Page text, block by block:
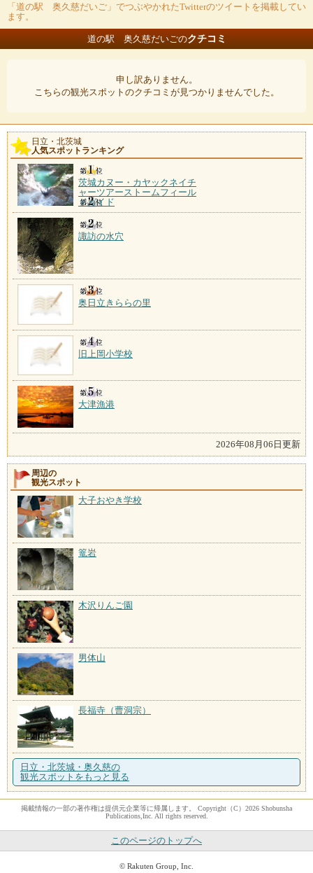
「道の駅 奥久慈だいご」でつぶやかれたTwitterのツイートを掲載してい
ます。
道の駅 奥久慈だいごのクチコミ
申し訳ありません。
こちらの観光スポットのクチコミが見つかりませんでした。
日立・北茨城
人気スポットランキング
茨城カヌー・カヤックネイチ
ャーツアーストームフィール
ドガイド
諏訪の水穴
奥日立きららの里
旧上岡小学校
大津漁港
2026年08月06日更新
周辺の
観光スポット
大子おやき学校
篭岩
木沢りんご園
男体山
長福寺（曹洞宗）
日立・北茨城・奥久慈の
観光スポットをもっと見る
掲載情報の一部の著作権は提供元企業等に帰属します。 Copyright（C）2026 Shobunsha
Publications,Inc. All rights reserved.
このページのトップへ
© Rakuten Group, Inc.